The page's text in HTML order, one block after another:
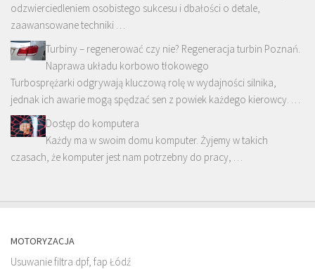
odzwierciedleniem osobistego sukcesu i dbałości o detale,
zaawansowane techniki …
Turbiny – regenerować czy nie? Regeneracja turbin Poznań.
Naprawa układu korbowo tłokowego
Turbosprężarki odgrywają kluczową rolę w wydajności silnika,
jednak ich awarie mogą spędzać sen z powiek każdego kierowcy. …
Dostęp do komputera
Każdy ma w swoim domu komputer. Żyjemy w takich
czasach, że komputer jest nam potrzebny do pracy, …
MOTORYZACJA
Usuwanie filtra dpf, fap Łódź